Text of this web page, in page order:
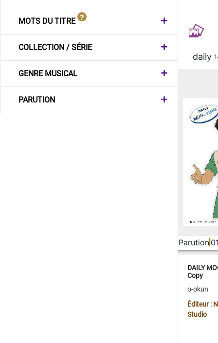
MOTS DU TITRE
COLLECTION / SÉRIE
GENRE MUSICAL
PARUTION
daily
Parution
DAILY
Copy
o-okun
Éditeur :
Studio